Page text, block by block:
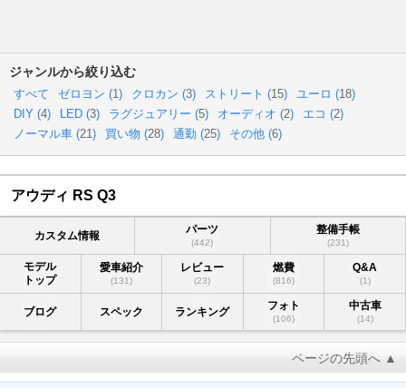
ジャンルから絞り込む
すべて ゼロヨン (1) クロカン (3) ストリート (15) ユーロ (18)
DIY (4) LED (3) ラグジュアリー (5) オーディオ (2) エコ (2)
ノーマル車 (21) 買い物 (28) 通勤 (25) その他 (6)
アウディ RS Q3
カスタム情報 パーツ
(442)
整備手帳
(231)
モデル
トップ
愛車紹介
(131)
レビュー
(23)
燃費
(816)
Q&A
(1)
ブログ スペック ランキング フォト
(106)
中古車
(14)
ページの先頭へ ▲